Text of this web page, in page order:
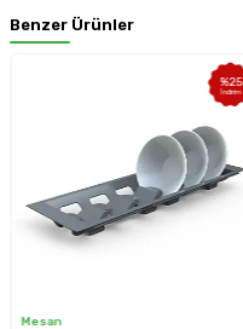
Benzer Ürünler
%25
İndirim
Mesan